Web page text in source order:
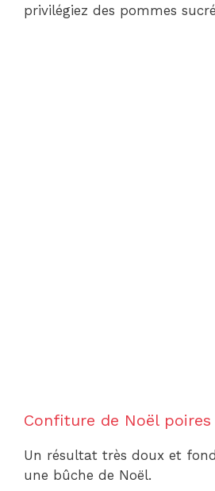
privilégiez des pommes
Confiture de Noël
Un résultat très doux et
une bûche de Noël.